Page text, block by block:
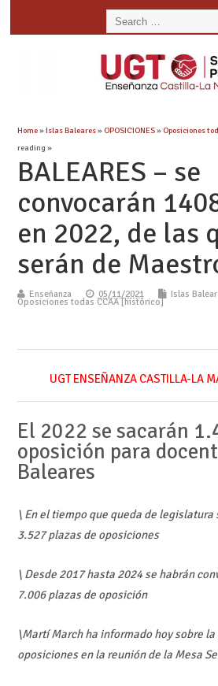
Home»Islas Baleares» OPOSICIONES» Oposiciones
reading »
BALEARES – se
convocarán
en 2022, de las
serán de
Enseñanza 05/11/2021 Islas
Oposiciones todas CCAA [histórico]
UGT ENSEÑANZA CASTILLA-LA
El 2022 se sacarán
oposición para
Baleares
\ En el tiempo que queda de legislatura
3.527 plazas de oposiciones
\ Desde 2017 hasta 2024 se habrán
7.006 plazas de oposición
\Martí March ha informado hoy sobre
oposiciones en la reunión de la Mesa